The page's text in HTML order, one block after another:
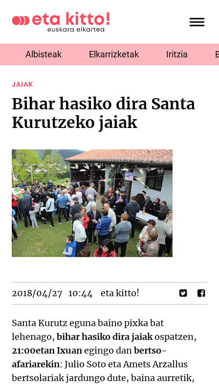
Albisteak Elkarrizketak Iritzia
JAIAK
Bihar hasiko dira Santa
Kurutzeko jaiak
2018/04/27 10:44 eta kitto!
Santa Kurutz eguna baino pixka bat
lehenago, bihar hasiko dira jaiakospatzen,
21:00etan Ixuanegingo danbertso-
afariarekin: Julio Soto eta Amets Arzallus
bertsolariak jardungo dute, baina aurretik,